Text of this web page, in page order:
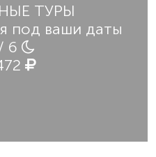
ТУРЫ
под ваши даты
6